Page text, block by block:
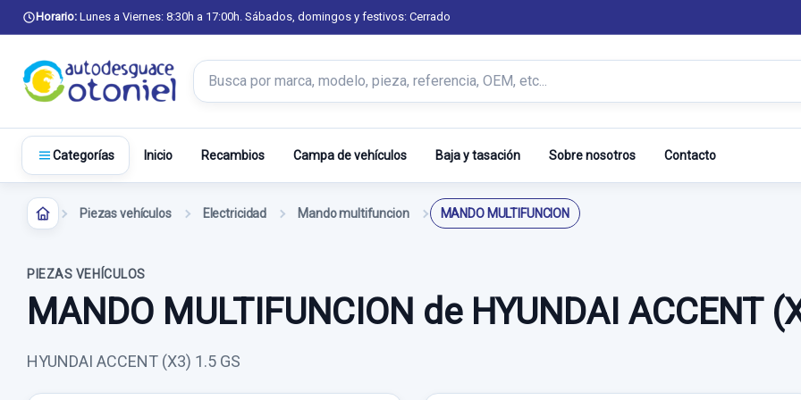
Horario: Lunes a Viernes: 8:30h a 17:00h. Sábados, domingos y festivos: Cerrado
Buscar productos
Categorías Inicio Recambios Campa de vehículos Baja y tasación Sobre nosotros Contacto
Piezas vehículos Electricidad Mando multifuncion MANDO MULTIFUNCION
PIEZAS VEHÍCULOS
MANDO MULTIFUNCION de HYUNDAI ACCENT
HYUNDAI ACCENT (X3) 1.5 GS